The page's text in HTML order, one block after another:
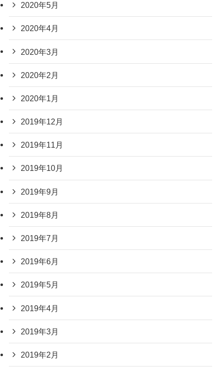
2020年5月
2020年4月
2020年3月
2020年2月
2020年1月
2019年12月
2019年11月
2019年10月
2019年9月
2019年8月
2019年7月
2019年6月
2019年5月
2019年4月
2019年3月
2019年2月